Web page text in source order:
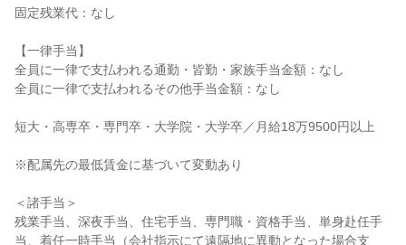
固定残業代：なし
【一律手当】
全員に一律で支払われる通勤・皆勤・家族手当金額：なし
全員に一律で支払われるその他手当金額：なし
短大・高専卒・専門卒・大学院・大学卒／月給18万9500円以上
※配属先の最低賃金に基づいて変動あり
＜諸手当＞
残業手当、深夜手当、住宅手当、専門職・資格手当、単身赴任手
当、着任一時手当（会社指示にて遠隔地に異動となった場合支